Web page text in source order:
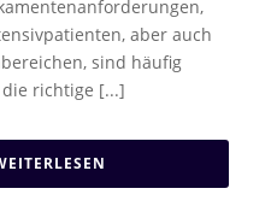
aber auch
sind häufig
richtige [...]